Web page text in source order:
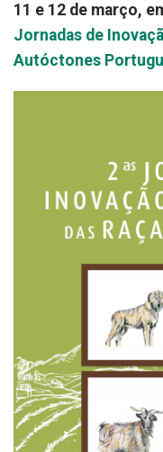
11 e 12 de março,
Jornadas de
Autóctones